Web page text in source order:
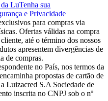
LuTenha sua
e Privacidade
para compras via
Ofertas válidas na compra
até o término dos nossos
apresentem divergências de
de compras.
no País, nos termos da
propostas de cartão de
Luizacred S.A Sociedade de
inscrita no CNPJ sob o nº